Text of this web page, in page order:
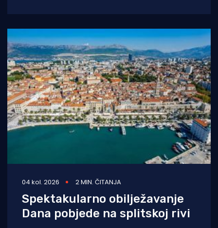
04 kol. 2026 2 MIN. ČITANJA
Spektakularno obilježavanje
Dana pobjede na splitskoj rivi